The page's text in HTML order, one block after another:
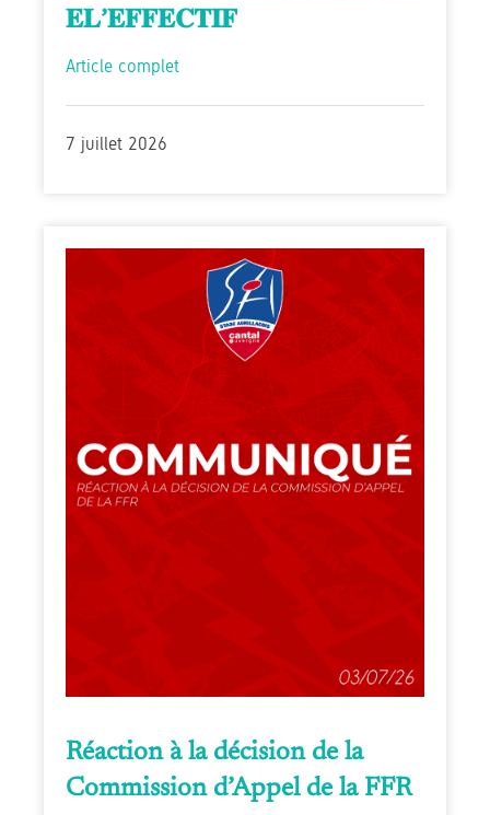
𝐄𝐋’𝐄𝐅𝐅𝐄𝐂𝐓𝐈𝐅
Article complet
7 juillet 2026
Réaction à la décision de la
Commission d’Appel de la FFR